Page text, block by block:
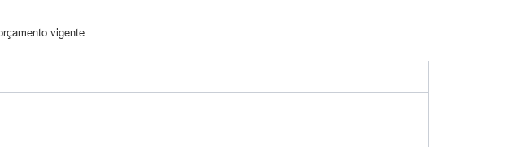
vigente: